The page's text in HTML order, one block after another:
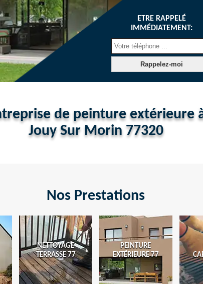
ETRE RAPPELÉ
IMMÉDIATEMENT:
de peinture extérieure
Jouy Sur Morin 77320
Nos Prestations
NETTOYAGE
TERRASSE 77
PEINTURE
EXTÉRIEURE 77